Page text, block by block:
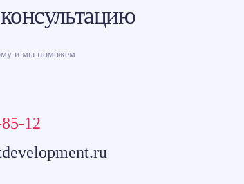
и мы поможем
12